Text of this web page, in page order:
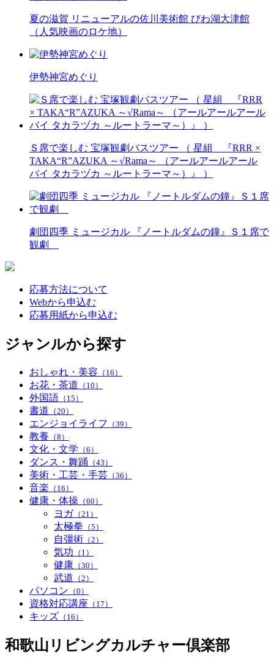
夏の滋賀 リニューアルの佐川美術館 びわ湖大津館
（人気映画のロケ地）
伊勢神宮めぐり
Ｓ席で楽しむ 宝塚観劇バスツアー （ 星組 『RRR ×
TAKA“R”AZUKA ～√Rama～ （アールアールアール
バイ タカラヅカ ～ルートラーマ～）』 ）
劇団四季 ミュージカル 『ノートルダムの鐘』Ｓ１席で
観劇
応募方法について
Webから申込む
応募用紙から申込む
ジャンルから探す
おしゃれ・美容 （16）
お花・茶道 （10）
外国語 （15）
書道 （20）
エンジョイライフ （39）
教養 （8）
文化・文学 （6）
ダンス・舞踊 （43）
美術・工芸・手芸 （36）
音楽 （16）
健康・体操 （60）
ヨガ （21）
太極拳 （5）
自彊術 （2）
気功 （1）
健康 （30）
武道 （2）
パソコン （0）
資格対応講座 （17）
キッズ （16）
和歌山リビングカルチャー倶楽部